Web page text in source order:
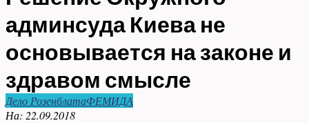
админсуда Киева не
основывается на законе и
здравом смысле
Дело РозенблатаФЕМИДА
На: 22.09.2018